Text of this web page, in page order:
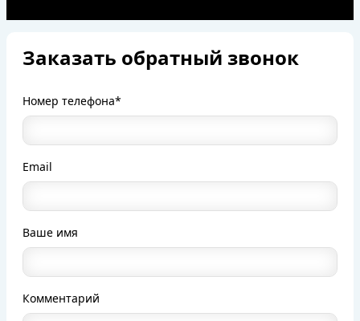
Заказать обратный звонок
Номер телефона*
Email
Ваше имя
Комментарий